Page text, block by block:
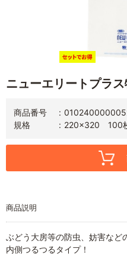
ニューエリートプラス
商品番号
規格
220x320 100
商品説明
ぶどう大房等の防虫、妨害など
内側つるつるタイプ！